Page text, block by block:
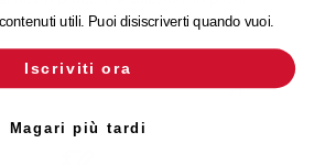
Scopri come possiamo aiutarti.
utili. Puoi disiscriverti quando vuoi.
Iscriviti ora
Magari più tardi